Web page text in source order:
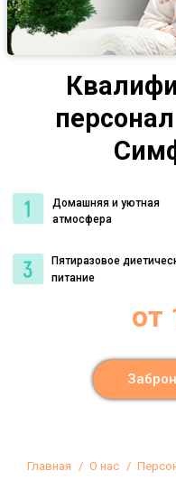
Домашняя и уютная
атмосфера
Пятиразовое
питание
от
Вы здесь:
Главная О нас